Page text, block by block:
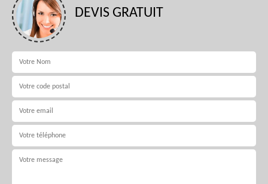
DEVIS GRATUIT